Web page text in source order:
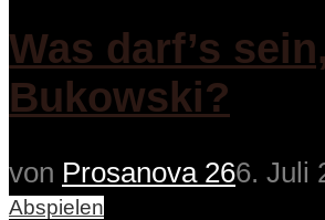
Was darf’s
Bukowski?
von Prosanova 266. Juli
Abspielen